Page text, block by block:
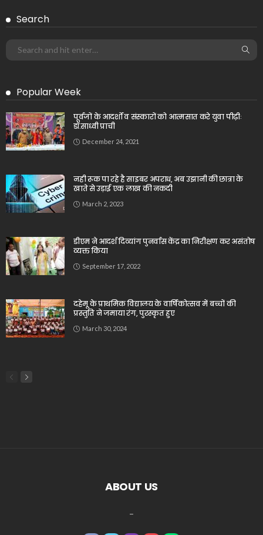
Search
Popular Week
पूर्वजों के आदर्शों व संस्कारों को आत्मसात करे युवा पीढ़ीः
डॉ.साध्वी प्राची
December 24, 2021
नही रूक पा रहे है साइबर अपराध, अब उझानी की छात्रा के
खाते से उड़ाई एक लाख की नकदी
March 2, 2023
डीएम ने आदर्श दिव्यांग पुनर्वास केंद्र का निरीक्षण कर असंतोष
व्यक्त किया
September 17, 2022
दहेमू के प्राथमिक विद्यालय के वार्षिकोत्सव में बच्चों की
प्रस्तुति ने जमाया रंग, पुरस्कृत हुए
March 30, 2024
ABOUT US